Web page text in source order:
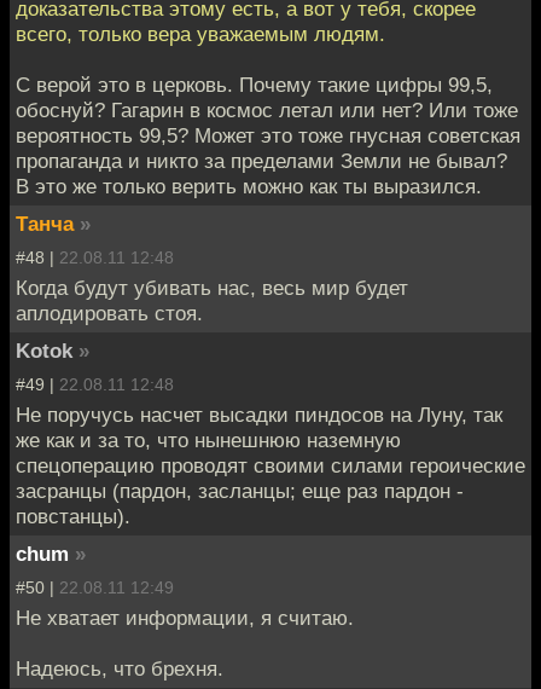
доказательства этому есть, а вот у тебя, скорее
всего, только вера уважаемым людям.
С верой это в церковь. Почему такие цифры 99,5,
обоснуй? Гагарин в космос летал или нет? Или тоже
вероятность 99,5? Может это тоже гнусная советская
пропаганда и никто за пределами Земли не бывал?
В это же только верить можно как ты выразился.
Танча »
#48 | 22.08.11 12:48
Когда будут убивать нас, весь мир будет
аплодировать стоя.
Kotok »
#49 | 22.08.11 12:48
Не поручусь насчет высадки пиндосов на Луну, так
же как и за то, что нынешнюю наземную
спецоперацию проводят своими силами героические
засранцы (пардон, засланцы; еще раз пардон -
повстанцы).
chum »
#50 | 22.08.11 12:49
Не хватает информации, я считаю.
Надеюсь, что брехня.